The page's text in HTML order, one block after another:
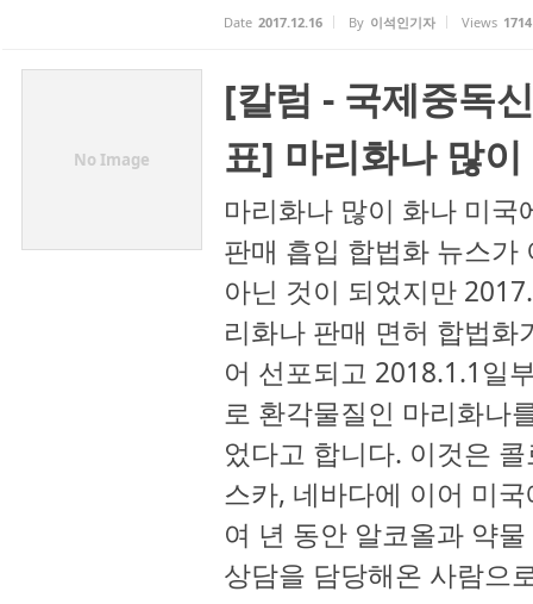
Date 2017.12.16 By 이석인기자 Views 1714
No Image
[칼럼 - 국제중독
표] 마리화나 많
마리화나 많이 화나 미
판매 흡입 합법화 뉴스가
아닌 것이 되었지만
리화나 판매 면허 합법
어 선포되고 2018.1.1일
로 환각물질인 마리화나
었다고 합니다. 이것은
스카, 네바다에 이어 미
여 년 동안 알코올과 약
상담을 담당해온 사람으